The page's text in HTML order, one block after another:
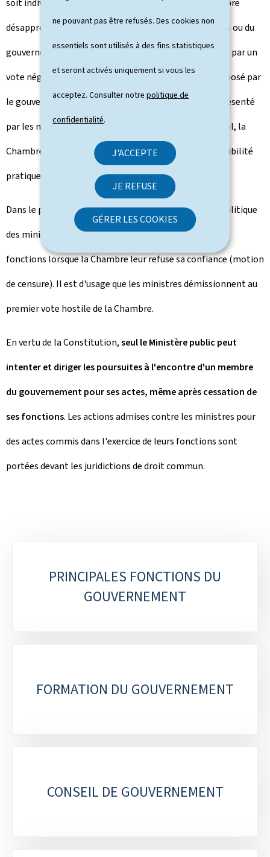
ne pouvant pas être refusés. Des cookies non
essentiels sont utilisés à des fins statistiques
et seront activés uniquement si vous les
acceptez. Consulter notrepolitique de
confidentialité.
J'ACCEPTE
JE REFUSE
GÉRER LES COOKIES
soit individuellement, soit collectivement. Si la Chambre
désapprouve la politique d'un ou de plusieurs ministres ou du
gouvernement entier, elle exprime son désaccord, soit par un
vote négatif au sujet d'un ordre du jour déterminé proposé par
le gouvernement, soit par le rejet d'un projet de loi présenté
par les ministres. En refusant de voter le budget annuel, la
Chambre peut mettre le gouvernement dans l'impossibilité
pratique de gérer les affaires publiques.
Dans le pire des cas, la sanction de la responsabilité politique
des ministres consiste en l'obligation de cesser leurs
fonctions lorsque la Chambre leur refuse sa confiance (motion
de censure). Il est d'usage que les ministres démissionnent au
premier vote hostile de la Chambre.
En vertu de la Constitution,seul le Ministère public peut
intenter et diriger les poursuites à l'encontre d'un membre
du gouvernement pour ses actes, même après cessation de
ses fonctions. Les actions admises contre les ministres pour
des actes commis dans l'exercice de leurs fonctions sont
portées devant les juridictions de droit commun.
PRINCIPALES FONCTIONS DU
GOUVERNEMENT
FORMATION DU GOUVERNEMENT
CONSEIL DE GOUVERNEMENT